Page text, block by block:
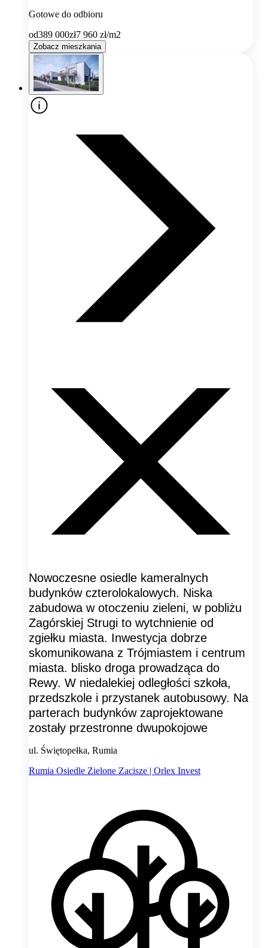
Gotowe do odbioru
od389 000zł7 960 zł/m2
Zobacz mieszkania
Nowoczesne osiedle kameralnych
budynków czterolokalowych. Niska
zabudowa w otoczeniu zieleni, w pobliżu
Zagórskiej Strugi to wytchnienie od
zgiełku miasta. Inwestycja dobrze
skomunikowana z Trójmiastem i centrum
miasta. blisko droga prowadząca do
Rewy. W niedalekiej odległości szkoła,
przedszkole i przystanek autobusowy. Na
parterach budynków zaprojektowane
zostały przestronne dwupokojowe
ul. Świętopełka, Rumia
Rumia Osiedle Zielone Zacisze | Orlex Invest